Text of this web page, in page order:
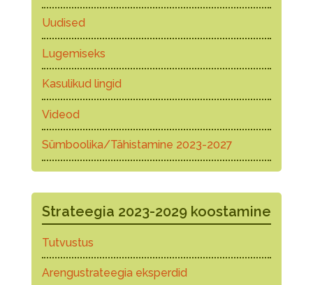
Uudised
Lugemiseks
Kasulikud lingid
Videod
Sümboolika/Tähistamine 2023-2027
Strateegia 2023-2029 koostamine
Tutvustus
Arengustrateegia eksperdid